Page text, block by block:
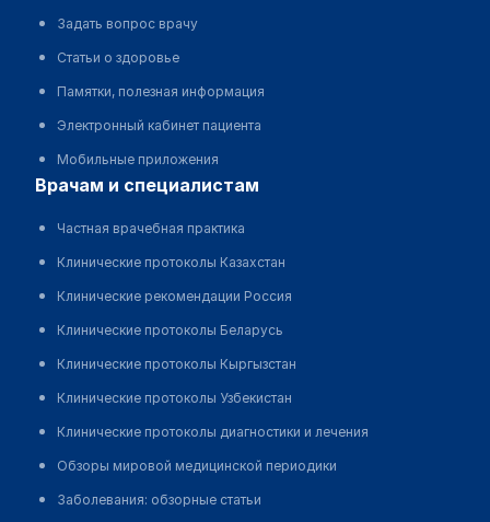
Задать вопрос врачу
Статьи о здоровье
Памятки, полезная информация
Электронный кабинет пациента
Мобильные приложения
врачам и специалистам
Частная врачебная практика
Клинические протоколы Казахстан
Клинические рекомендации Россия
Клинические протоколы Беларусь
Клинические протоколы Кыргызстан
Клинические протоколы Узбекистан
Клинические протоколы диагностики и лечения
Обзоры мировой медицинской периодики
Заболевания: обзорные статьи